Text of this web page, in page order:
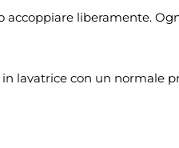
liberamente.
lavatrice con un normale